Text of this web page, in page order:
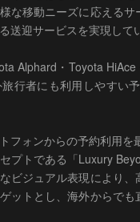
な移動ニーズに応える
送迎サービスを実現して
Alphard・Toyota
行者にも利用しやすい
フォンからの予約利用
プトである「Luxury
ビジュアル表現により
ットとし、海外からで